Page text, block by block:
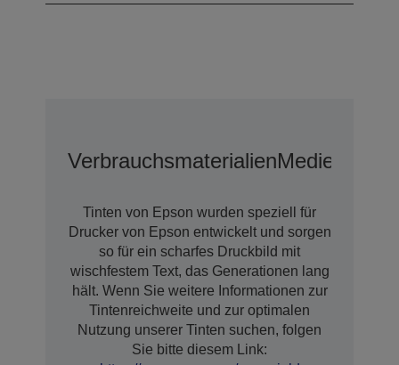
VerbrauchsmaterialienMedien
Tinten von Epson wurden speziell für
Drucker von Epson entwickelt und sorgen
so für ein scharfes Druckbild mit
wischfestem Text, das Generationen lang
hält. Wenn Sie weitere Informationen zur
Tintenreichweite und zur optimalen
Nutzung unserer Tinten suchen, folgen
Sie bitte diesem Link: